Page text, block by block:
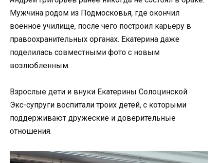
Мужчина родом из Подмосковья, где окончил
военное училище, после чего построил карьеру в
правоохранительных органах. Екатерина даже
поделилась совместными фото с новым
возлюбленным.
Взрослые дети и внуки Екатерины Солоцинской
Экс-супруги воспитали троих детей, с которыми
поддерживают дружеские и доверительные
отношения.